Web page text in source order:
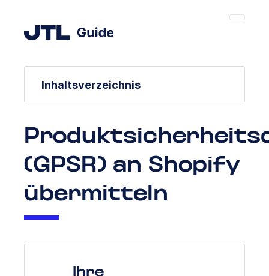
Inhaltsverzeichnis
(GPSR) an Shopify
übermitteln
Ihre